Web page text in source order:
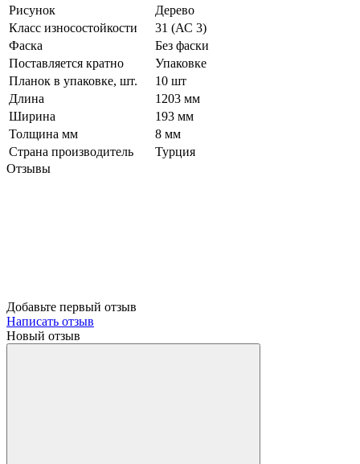
Рисунок
Дерево
Класс износостойкости
31 (АС 3)
Фаска
Без фаски
Поставляется кратно
Упаковке
Планок в упаковке, шт.
10 шт
Длина
1203 мм
Ширина
193 мм
Толщина мм
8 мм
Страна производитель
Турция
Отзывы
Добавьте первый отзыв
Написать отзыв
Новый отзыв